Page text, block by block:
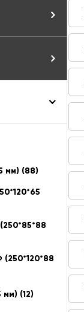
мм) (88)
мм) (12)